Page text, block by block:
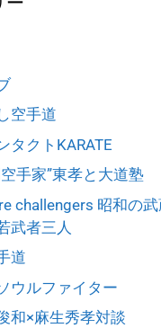
空手道
タクトKARATE
手家”東孝と大道塾
challengers 昭和の武
武者三人
道
ウルファイター
和×麻生秀孝対談